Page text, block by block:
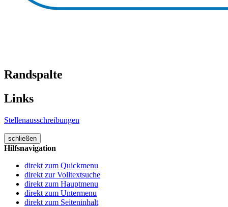
Randspalte
Links
Stellenausschreibungen
schließen
Hilfsnavigation
direkt zum Quickmenu
direkt zur Volltextsuche
direkt zum Hauptmenu
direkt zum Untermenu
direkt zum Seiteninhalt